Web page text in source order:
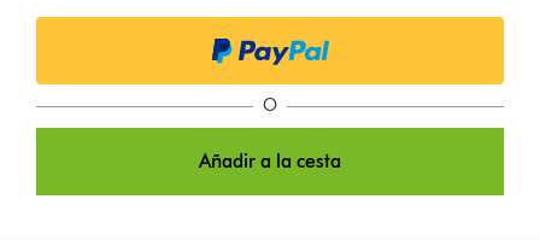
O
Añadir a la cesta